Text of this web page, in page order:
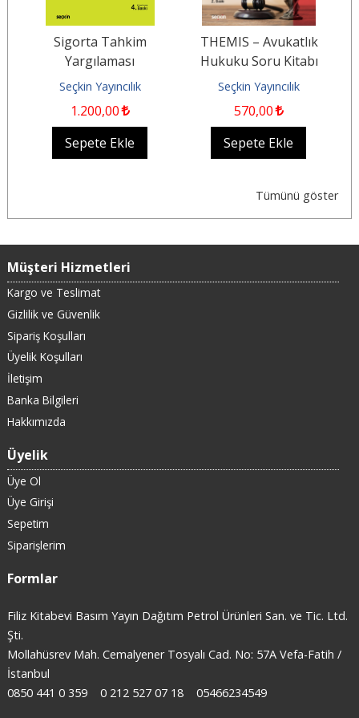
Sigorta Tahkim
Yargılaması
Seçkin Yayıncılık
1.200,00
Sepete Ekle
THEMIS – Avukatlık
Hukuku Soru Kitabı
Seçkin Yayıncılık
570,00
Sepete Ekle
Tümünü göster
Müşteri Hizmetleri
Kargo ve Teslimat
Gizlilik ve Güvenlik
Sipariş Koşulları
Üyelik Koşulları
İletişim
Banka Bilgileri
Hakkımızda
Üyelik
Üye Ol
Üye Girişi
Sepetim
Siparişlerim
Formlar
Filiz Kitabevi Basım Yayın Dağıtım Petrol Ürünleri San. ve Tic. Ltd.
Şti.
Mollahüsrev Mah. Cemalyener Tosyalı Cad. No: 57A Vefa-Fatih /
İstanbul
0850 441 0 359
0 212 527 07 18 05466234549